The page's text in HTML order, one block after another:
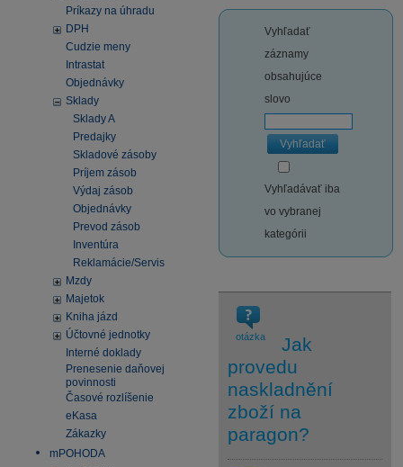
Príkazy na úhradu
DPH
Cudzie meny
Intrastat
Objednávky
Sklady
Sklady A
Predajky
Skladové zásoby
Príjem zásob
Výdaj zásob
Objednávky
Prevod zásob
Inventúra
Reklamácie/Servis
Mzdy
Majetok
Kniha jázd
Účtovné jednotky
Interné doklady
Prenesenie daňovej
povinnosti
Časové rozlíšenie
eKasa
Zákazky
mPOHODA
Vyhľadať
záznamy
obsahujúce
slovo
Vyhľadať
Vyhľadávať iba
vo vybranej
kategórii
otázka
Jak
provedu
naskladnění
zboží na
paragon?